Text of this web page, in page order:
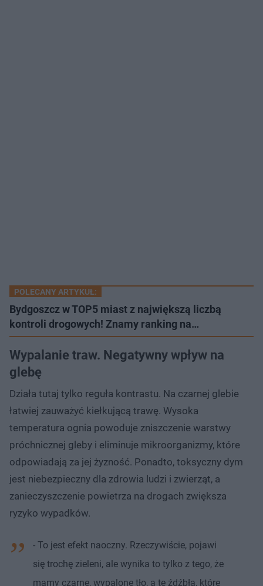
POLECANY ARTYKUŁ:
Bydgoszcz w TOP5 miast z największą liczbą
kontroli drogowych! Znamy ranking na…
Wypalanie traw. Negatywny wpływ na
glebę
Działa tutaj tylko reguła kontrastu. Na czarnej glebie
łatwiej zauważyć kiełkującą trawę. Wysoka
temperatura ognia powoduje zniszczenie warstwy
próchnicznej gleby i eliminuje mikroorganizmy, które
odpowiadają za jej żyzność. Ponadto, toksyczny dym
jest niebezpieczny dla zdrowia ludzi i zwierząt, a
zanieczyszczenie powietrza na drogach zwiększa
ryzyko wypadków.
- To jest efekt naoczny. Rzeczywiście, pojawi
się trochę zieleni, ale wynika to tylko z tego, że
mamy czarne, wypalone tło, a te źdźbła, które